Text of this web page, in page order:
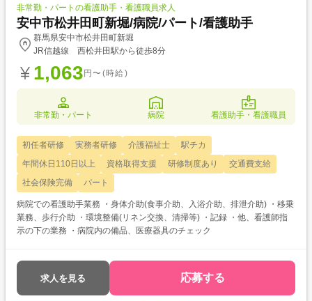
非常勤・パートの看護助手・看護職員求人
安中市松井田町新堀/病院/パート/看護助手
群馬県安中市松井田町新堀
JR信越線 西松井田駅から徒歩8分
1,063 円〜(時給)
非常勤・パート 病院 看護助手・看護職員
初任者研修 実務者研修 介護福祉士
駅チカ
年間休日110日以上
資格取得支援 研修制度あり
交通費支給
社会保険完備
パート
病院での看護助手業務 ・身体介助(食事介助、入浴介助、排泄介助) ・移乗
業務、歩行介助 ・環境整備(リネン交換、清掃等) ・記録 ・他、看護師指
示の下の業務 ・病院内の備品、医療器具のチェック
求人を見る 応募する